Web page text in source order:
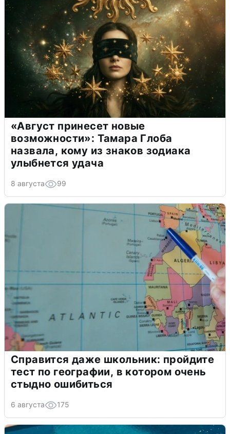
«Август принесет новые
возможности»: Тамара Глоба
назвала, кому из знаков зодиака
улыбнется удача
8 августа 99
Справится даже школьник: пройдите
тест по географии, в котором очень
стыдно ошибиться
6 августа 175